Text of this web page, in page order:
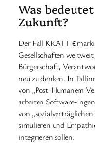
Was
Zukunft?
Der Fall KRATT-ϵ
Gesellschaften
Bürgerschaft,
neu zu denken. In
von „Post-Humanem
arbeiten Software-
von
simulieren und
integrieren sollen.